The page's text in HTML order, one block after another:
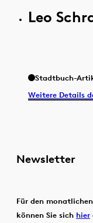
Leo
Stadtbuch-
Weitere Details
Newsletter
Für den
können Sie sich hier